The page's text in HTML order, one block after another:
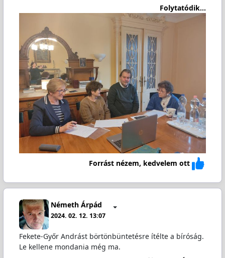
Folytatódik...
Forrást nézem, kedvelem ott
Németh Árpád
2024. 02. 12. 13:07
Fekete-Győr Andrást börtönbüntetésre ítélte a bíróság.
Le kellene mondania még ma.